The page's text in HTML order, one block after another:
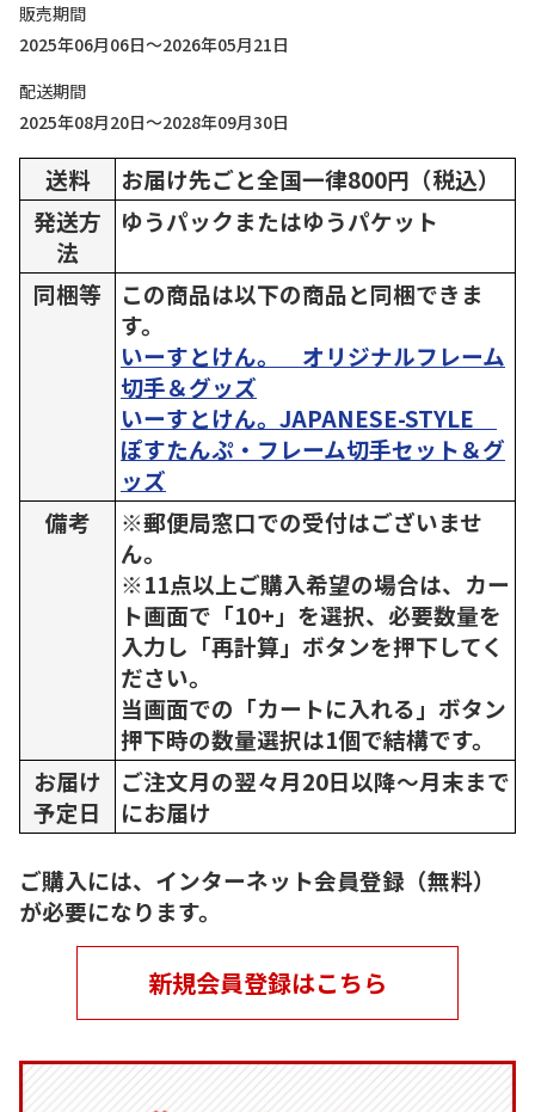
販売期間
2025年06月06日～2026年05月21日
配送期間
2025年08月20日～2028年09月30日
送料
お届け先ごと全国一律800円（税込）
発送方
法
ゆうパックまたはゆうパケット
同梱等
この商品は以下の商品と同梱できま
す。
いーすとけん。 オリジナルフレーム
切手＆グッズ
いーすとけん。JAPANESE-STYLE
ぽすたんぷ・フレーム切手セット＆グ
ッズ
備考
※郵便局窓口での受付はございませ
ん。
※11点以上ご購入希望の場合は、カー
ト画面で「10+」を選択、必要数量を
入力し「再計算」ボタンを押下してく
ださい。
当画面での「カートに入れる」ボタン
押下時の数量選択は1個で結構です。
お届け
予定日
ご注文月の翌々月20日以降～月末まで
にお届け
ご購入には、インターネット会員登録（無料）
が必要になります。
新規会員登録はこちら